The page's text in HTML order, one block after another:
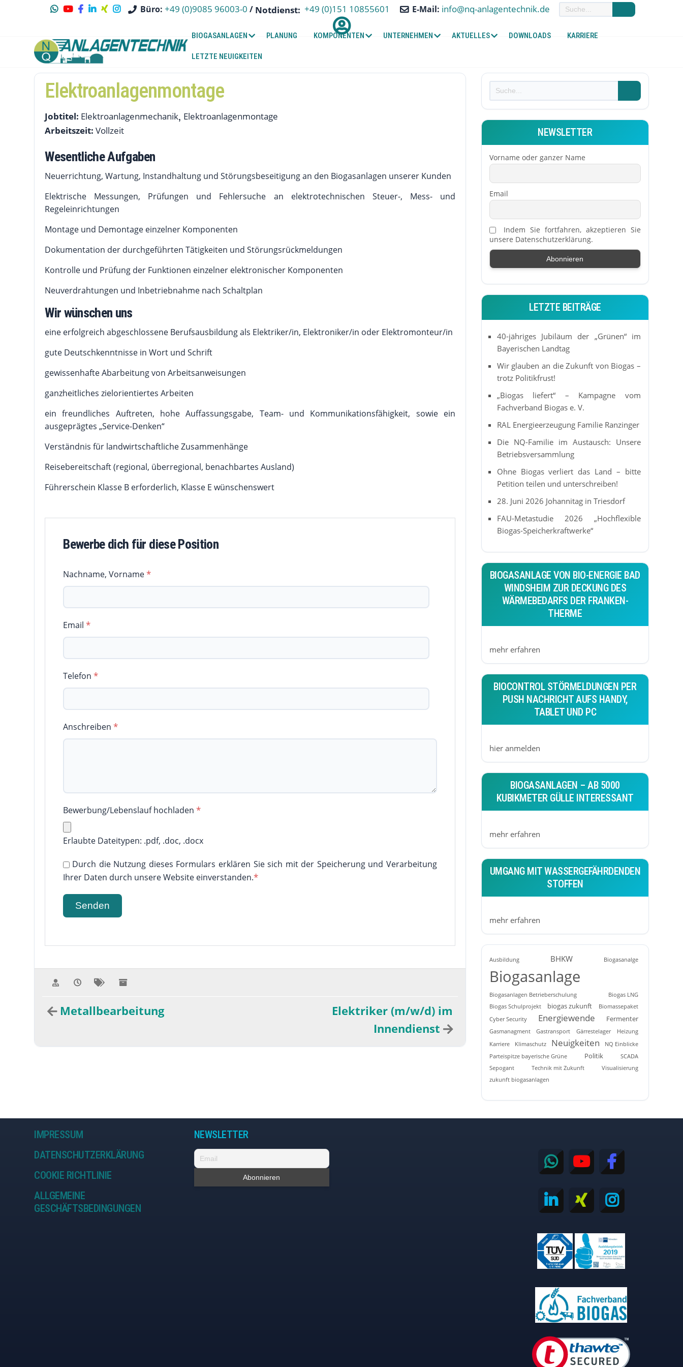
Büro: +49 (0)9085 96003-0 / Notdienst: +49 (0)151 10855601 E-Mail: info@nq-anlagentechnik.de
BIOGASANLAGEN PLANUNG KOMPONENTEN UNTERNEHMEN AKTUELLES DOWNLOADS KARRIERE
LETZTE NEUIGKEITEN
Elektroanlagenmontage
Jobtitel: Elektroanlagenmechanik Elektroanlagenmontage
Arbeitszeit:Vollzeit
Wesentliche Aufgaben
Neuerrichtung, Wartung, Instandhaltung und Störungsbeseitigung an den Biogasanlagen unserer Kunden
Elektrische Messungen, Prüfungen und Fehlersuche an elektrotechnischen Steuer-, Mess- und
Regeleinrichtungen
Montage und Demontage einzelner Komponenten
Dokumentation der durchgeführten Tätigkeiten und Störungsrückmeldungen
Kontrolle und Prüfung der Funktionen einzelner elektronischer Komponenten
Neuverdrahtungen und Inbetriebnahme nach Schaltplan
Wir wünschen uns
eine erfolgreich abgeschlossene Berufsausbildung als Elektriker/in, Elektroniker/in oder Elektromonteur/in
gute Deutschkenntnisse in Wort und Schrift
gewissenhafte Abarbeitung von Arbeitsanweisungen
ganzheitliches zielorientiertes Arbeiten
ein freundliches Auftreten, hohe Auffassungsgabe, Team- und Kommunikationsfähigkeit, sowie ein
ausgeprägtes „Service-Denken“
Verständnis für landwirtschaftliche Zusammenhänge
Reisebereitschaft (regional, überregional, benachbartes Ausland)
Führerschein Klasse B erforderlich, Klasse E wünschenswert
Bewerbe dich für diese Position
Nachname, Vorname*
Email*
Telefon*
Anschreiben*
Bewerbung/Lebenslauf hochladen*
Erlaubte Dateitypen: .pdf, .doc, .docx
Durch die Nutzung dieses Formulars erklären Sie sich mit der Speicherung und Verarbeitung
Ihrer Daten durch unsere Website einverstanden.*
Metallbearbeitung
Elektriker (m/w/d) im
Innendienst
NEWSLETTER
Vorname oder ganzer Name
Email
Indem Sie fortfahren, akzeptieren Sie
unsere Datenschutzerklärung.
LETZTE BEITRÄGE
40-jähriges Jubiläum der „Grünen“ im
Bayerischen Landtag
Wir glauben an die Zukunft von Biogas –
trotz Politikfrust!
„Biogas liefert“ – Kampagne vom
Fachverband Biogas e. V.
RAL Energieerzeugung Familie Ranzinger
Die NQ-Familie im Austausch: Unsere
Betriebsversammlung
Ohne Biogas verliert das Land – bitte
Petition teilen und unterschreiben!
28. Juni 2026 Johannitag in Triesdorf
FAU-Metastudie 2026 „Hochflexible
Biogas-Speicherkraftwerke“
BIOGASANLAGE VON BIO-ENERGIE BAD
WINDSHEIM ZUR DECKUNG DES
WÄRMEBEDARFS DER FRANKEN-
THERME
mehr erfahren
BIOCONTROL STÖRMELDUNGEN PER
PUSH NACHRICHT AUFS HANDY,
TABLET UND PC
hier anmelden
BIOGASANLAGEN – AB 5000
KUBIKMETER GÜLLE INTERESSANT
mehr erfahren
UMGANG MIT WASSERGEFÄHRDENDEN
STOFFEN
mehr erfahren
Ausbildung BHKW Biogasanalge
Biogasanlage
Biogasanlagen Betrieberschulung
Biogas LNG
Biogas Schulprojekt
biogas zukunft
Biomassepaket
Cyber Security
Energiewende Fermenter
Gasmanagment Gastransport Gärrestelager
Heizung
Karriere
Klimaschutz Neuigkeiten
NQ Einblicke
Parteispitze bayerische Grüne
Politik
SCADA
Sepogant
Technik mit Zukunft
Visualisierung
zukunft biogasanlagen
IMPRESSUM
DATENSCHUTZERKLÄRUNG
COOKIE RICHTLINIE
ALLGEMEINE
GESCHÄFTSBEDINGUNGEN
NEWSLETTER